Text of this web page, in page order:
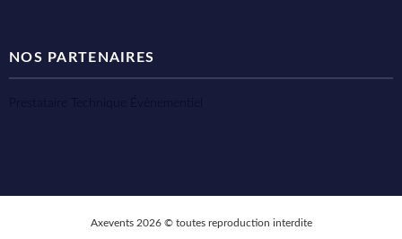
NOS PARTENAIRES
Axevents 2026 © toutes reproduction interdite